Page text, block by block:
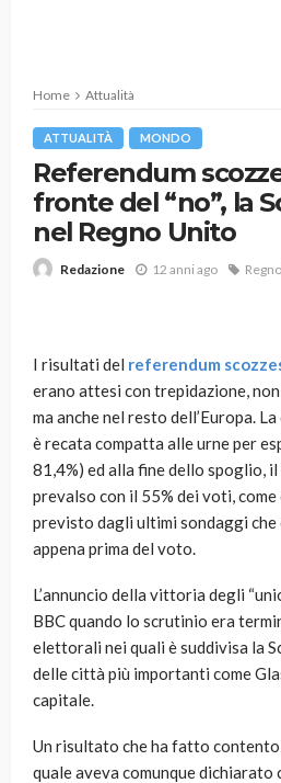
Home Attualità
ATTUALITÀ MONDO
Referendum
fronte del “no”, la
nel Regno Unito
Redazione 12 anni ago
I risultati del referendum
erano attesi con trepidazione,
ma anche nel resto dell’Europa.
è recata compatta alle urne per
81,4%) ed alla fine dello spoglio, il
prevalso con il 55% dei voti,
previsto dagli ultimi sondaggi
appena prima del voto.
L’annuncio della vittoria degli
BBC quando lo scrutinio era
elettorali nei quali è suddivisa la
delle città più importanti come
capitale.
Un risultato che ha fatto
quale aveva comunque dichiarato